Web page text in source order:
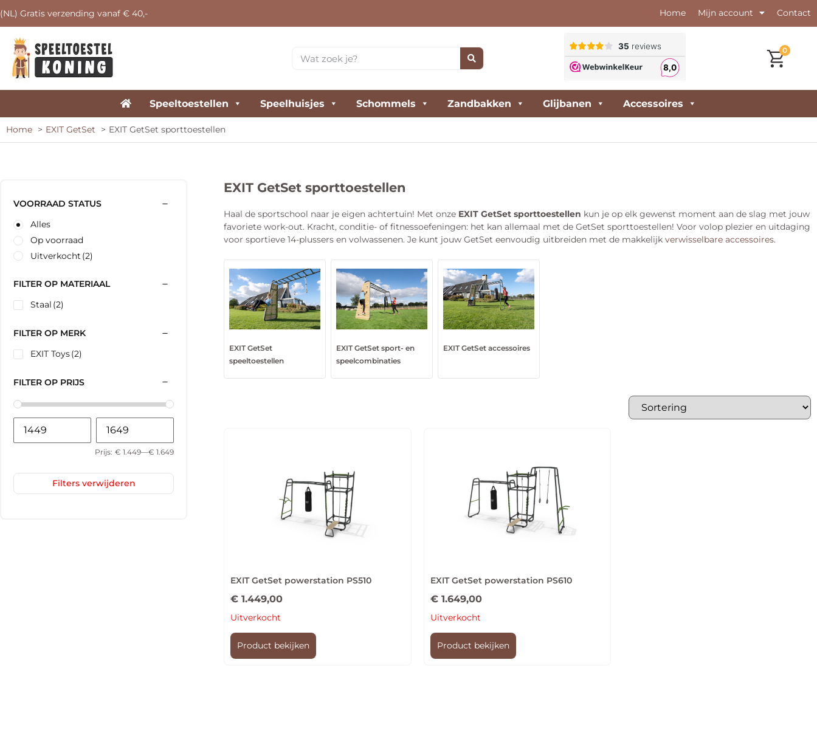
(NL) Gratis verzending vanaf € 40,- Home Mijn account Contact
0
Speeltoestellen Speelhuisjes Schommels Zandbakken Glijbanen Accessoires
Home EXIT GetSet EXIT GetSet sporttoestellen
VOORRAAD STATUS
Alles
Op voorraad
Uitverkocht (2)
FILTER OP MATERIAAL
Staal (2)
FILTER OP MERK
EXIT Toys(2)
FILTER OP PRIJS
Prijs: € 1.449—€ 1.649
Filters verwijderen
EXIT GetSet sporttoestellen
Haal de sportschool naar je eigen achtertuin! Met onze EXIT GetSet sporttoestellen kun je op elk gewenst moment aan de slag met jouw
favoriete work-out. Kracht, conditie- of fitnessoefeningen: het kan allemaal met de GetSet sporttoestellen! Voor volop plezier en uitdaging
voor sportieve 14-plussers en volwassenen. Je kunt jouw GetSet eenvoudig uitbreiden met de makkelijkverwisselbare accessoires.
EXIT GetSet
speeltoestellen
EXIT GetSet sport- en
speelcombinaties
EXIT GetSet accessoires
EXIT GetSet powerstation PS510
€ 1.449,00
Uitverkocht
Product bekijken
EXIT GetSet powerstation PS610
€1.649,00
Uitverkocht
Product bekijken